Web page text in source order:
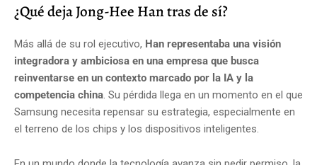
¿Qué deja Jong-Hee Han tras de sí?
Más allá de su rol ejecutivo, Han representaba una visión
integradora y ambiciosa en una empresa que busca
reinventarse en un contexto marcado por la IA y la
competencia china. Su pérdida llega en un momento en el que
Samsung necesita repensar su estrategia, especialmente en
el terreno de los chips y los dispositivos inteligentes.